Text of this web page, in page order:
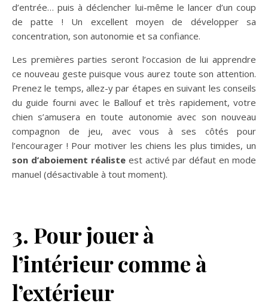
d’entrée… puis à déclencher lui-même le lancer d’un coup
de patte ! Un excellent moyen de développer sa
concentration, son autonomie et sa confiance.
Les premières parties seront l’occasion de lui apprendre
ce nouveau geste puisque vous aurez toute son attention.
Prenez le temps, allez-y par étapes en suivant les conseils
du guide fourni avec le Ballouf et très rapidement, votre
chien s’amusera en toute autonomie avec son nouveau
compagnon de jeu, avec vous à ses côtés pour
l’encourager ! Pour motiver les chiens les plus timides, un
son d’aboiement réalisteest activé par défaut en mode
manuel (désactivable à tout moment).
3. Pour jouer à
l’intérieur comme à
l’extérieur